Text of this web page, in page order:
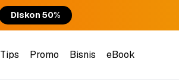
Diskon 50%
Tips
Promo
Bisnis
eBook